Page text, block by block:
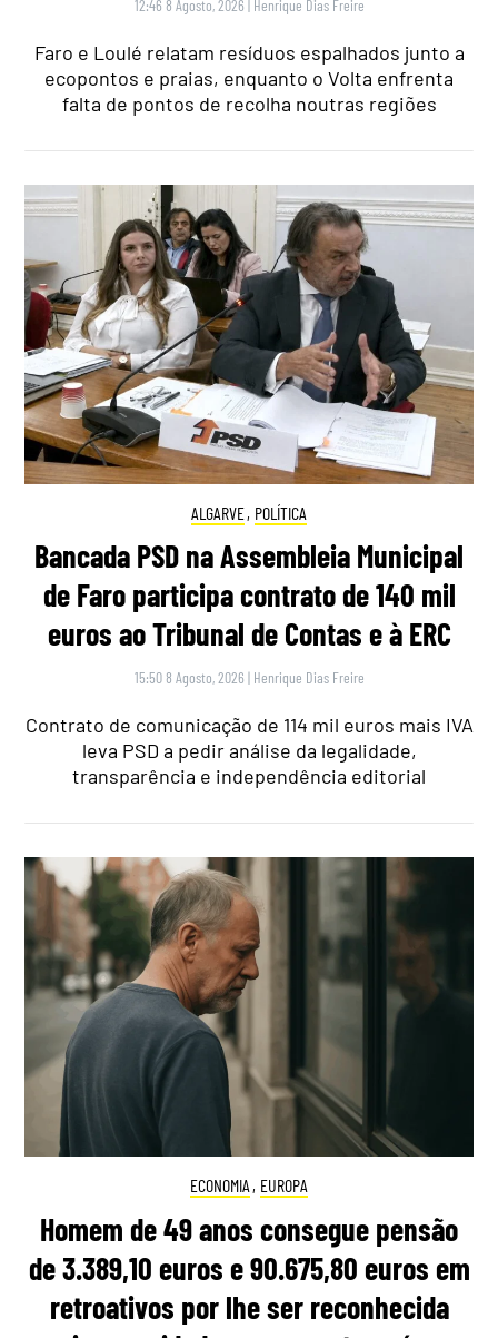
12:46 8 Agosto, 2026 | Henrique Dias Freire
Faro e Loulé relatam resíduos espalhados junto a
ecopontos e praias, enquanto o Volta enfrenta
falta de pontos de recolha noutras regiões
ALGARVE, POLÍTICA
Bancada PSD na Assembleia Municipal
de Faro participa contrato de 140 mil
euros ao Tribunal de Contas e à ERC
15:50 8 Agosto, 2026 | Henrique Dias Freire
Contrato de comunicação de 114 mil euros mais IVA
leva PSD a pedir análise da legalidade,
transparência e independência editorial
ECONOMIA , EUROPA
Homem de 49 anos consegue pensão
de 3.389,10 euros e 90.675,80 euros em
retroativos por lhe ser reconhecida